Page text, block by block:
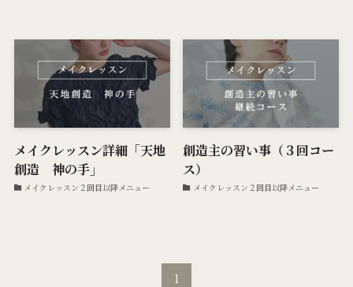
メイクレッスン詳細「天地
創造 神の手」
メイクレッスン２回目以降メニュー
創造主の習い事（３回コー
ス）
メイクレッスン２回目以降メニュー
1